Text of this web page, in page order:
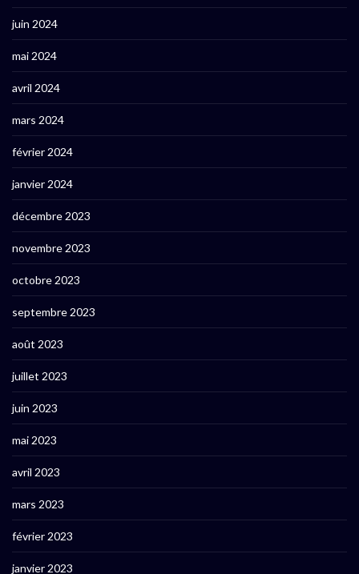
juin 2024
mai 2024
avril 2024
mars 2024
février 2024
janvier 2024
décembre 2023
novembre 2023
octobre 2023
septembre 2023
août 2023
juillet 2023
juin 2023
mai 2023
avril 2023
mars 2023
février 2023
janvier 2023